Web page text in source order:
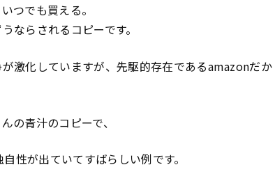
つでも買える。
ならされるコピーです。
激化していますが、先駆的存在であるamazonだか
の青汁のコピーで、
性が出ていてすばらしい例です。